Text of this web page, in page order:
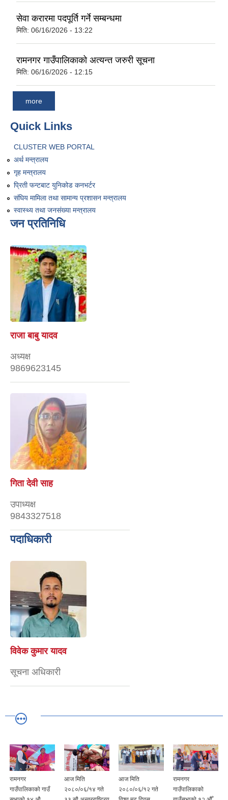
सेवा करारमा पदपूर्ति गर्ने सम्बन्धमा
मिति: 06/16/2026 - 13:22
रामनगर गाउँपालिकाको अत्यन्त जरुरी सूचना
मिति: 06/16/2026 - 12:15
more
Quick Links
CLUSTER WEB PORTAL
अर्थ मन्त्रालय
गृह मन्त्रालय
प्रिती फन्टबाट युनिकोड कनभर्टर
संघिय मामिला तथा सामान्य प्रशासन मन्त्रालय
स्वास्थ्य तथा जनसंख्या मन्त्रालय
जन प्रतिनिधि
राजा बाबु यादव
अध्यक्ष
9869623145
गिता देवी साह
उपाध्यक्ष
9843327518
पदाधिकारी
विवेक कुमार यादव
सूचना अधिकारी
रामनगर
गाउँपालिकाको गाउँ
आज मिति
२०८०/०६/१४ गते
आज मिति
२०८०/०६/१२ गते
रामनगर
गाउँपालिकाको